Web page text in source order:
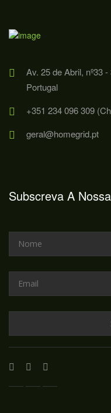
Av. 25 de Abril, nº33
Portugal
+351 234 096 309
geral@homegrid.pt
Subscreva A